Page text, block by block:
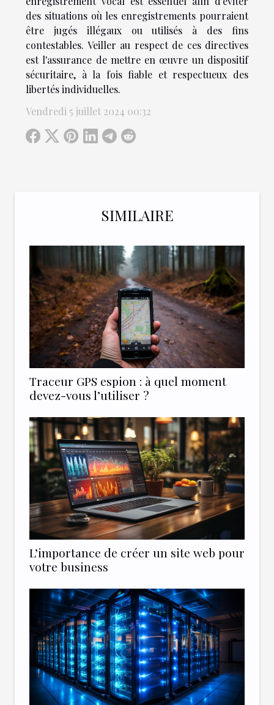
des situations où les enregistrements pourraient
être jugés illégaux ou utilisés à des fins
contestables. Veiller au respect de ces directives
est l'assurance de mettre en œuvre un dispositif
sécuritaire, à la fois fiable et respectueux des
libertés individuelles.
Vendredi 5 juillet 2024 00:32
SIMILAIRE
Traceur GPS espion : à quel moment
devez-vous l’utiliser ?
L’importance de créer un site web pour
votre business